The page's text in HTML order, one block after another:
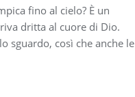
fino al cielo? È un
dritta al cuore di Dio.
sguardo, così che anche le